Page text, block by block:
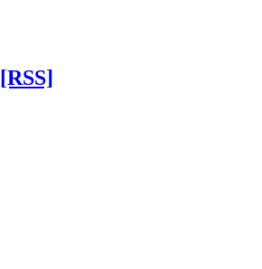
[RSS]